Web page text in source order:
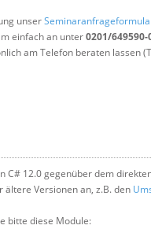
unser
einfach an unter0201/649590-
am Telefon beraten lassen
C# 12.0 gegenüber dem
Versionen an, z.B. den
bitte diese Module: